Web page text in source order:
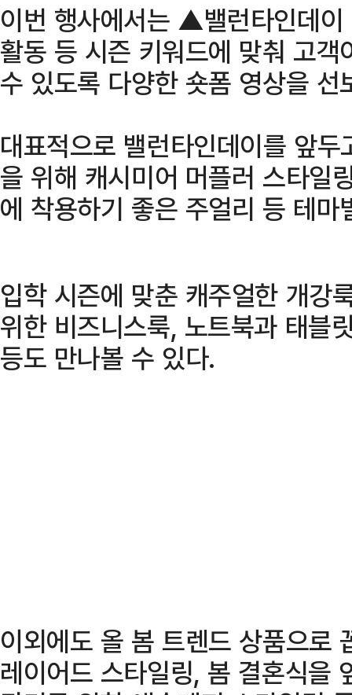
이번 행사에서는 ▲밸런타인데
활동 등 시즌 키워드에 맞춰 고
수 있도록 다양한 숏폼 영상을 선
대표적으로 밸런타인데이를 앞
을 위해 캐시미어 머플러 스타일
에 착용하기 좋은 주얼리 등 테마
입학 시즌에 맞춘 캐주얼한 개강
위한 비즈니스룩, 노트북과 태블
등도 만나볼 수 있다.
이외에도 올 봄 트렌드 상품으로
레이어드 스타일링, 봄 결혼식을